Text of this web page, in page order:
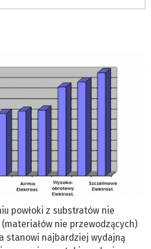
powłoki z substratów nie
nie przewodzących)
stanowi najbardziej wydajną